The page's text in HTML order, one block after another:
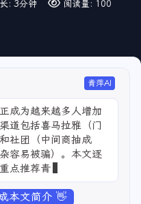
: 3分钟 阅读量: 100
青萍AI
成为越来越多人增加
道包括喜马拉雅（门
社团（中间商抽成
容易被骗）。本文逐
点推荐青萍AI语音平
本文简介 👋